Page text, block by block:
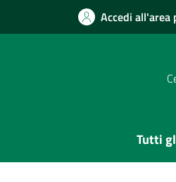
Accedi all'area
Tutti